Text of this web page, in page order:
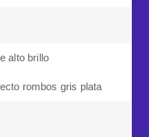
alto brillo
rombos gris plata